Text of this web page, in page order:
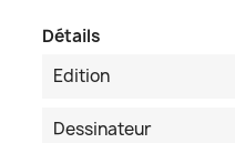
Détails
Edition
Dessinateur